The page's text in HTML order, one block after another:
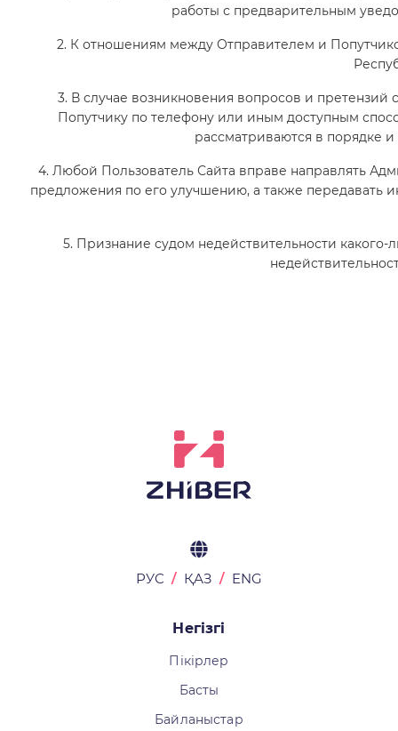
работы с предварительным
2. К отношениям между Отправителем и
3. В случае возникновения вопросов и
Попутчику по телефону или иным доступным
рассматриваются в порядке и
4. Любой Пользователь Сайта вправе направлять
предложения по его улучшению, а также передавать
5. Признание судом недействительности
РУС ҚАЗ ENG
Негізгі
Пікірлер
Басты
Байланыстар